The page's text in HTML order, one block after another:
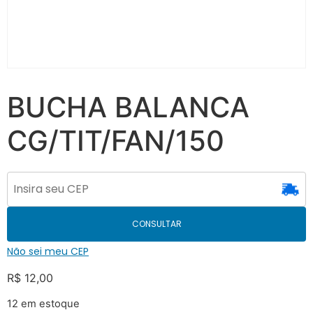
BUCHA BALANCA
CG/TIT/FAN/150
CONSULTAR
Não sei meu CEP
R$ 12,00
12 em estoque